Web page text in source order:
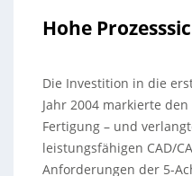
Hohe
Die Investition in die
Jahr 2004 markierte
Fertigung – und
leistungsfähigen CAD/
Anforderungen der 5-